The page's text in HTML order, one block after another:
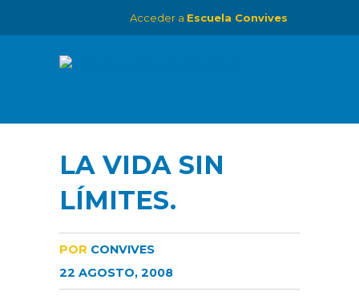
Acceder a Escuela Convives
LA VIDA SIN
LÍMITES.
POR CONVIVES
22 AGOSTO, 2008